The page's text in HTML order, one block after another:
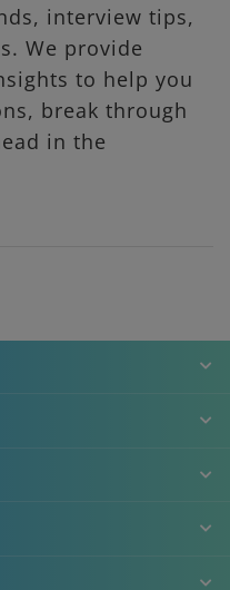
interview tips,
We provide
to help you
break through
in the